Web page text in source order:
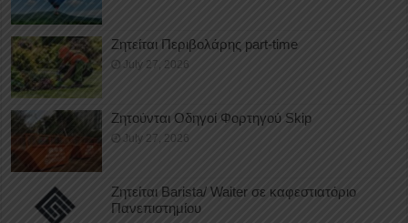
Ζητείται Περιβολάρης part-time
July 27, 2026
Ζητούνται Οδηγοί Φορτηγού Skip
July 27, 2026
Ζητείται Barista/ Waiter σε καφεστιατόριο
Πανεπιστημίου